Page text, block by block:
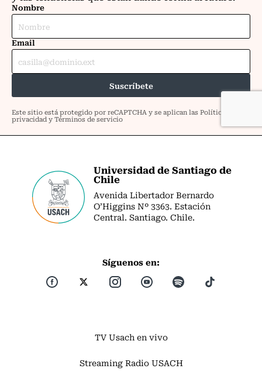
Universidad de Santiago de
Chile
Avenida Libertador Bernardo
O’Higgins Nº 3363. Estación
Central. Santiago. Chile.
Síguenos en:
TV Usach en vivo
Streaming Radio USACH